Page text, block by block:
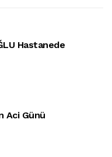
Hastanede
Aci Günü